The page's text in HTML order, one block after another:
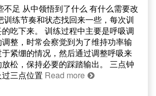
不足 从中领悟到了什么 有什么需要改
训练节奏和状态找回来一些，每次训
吃下来。 训练过程中主要是呼吸调
整，时常会察觉到为了维持功率输
紧绷的情况，然后通过调整呼吸来
松，保持必要的踩踏输出。 三点钟
三点位置 Read more